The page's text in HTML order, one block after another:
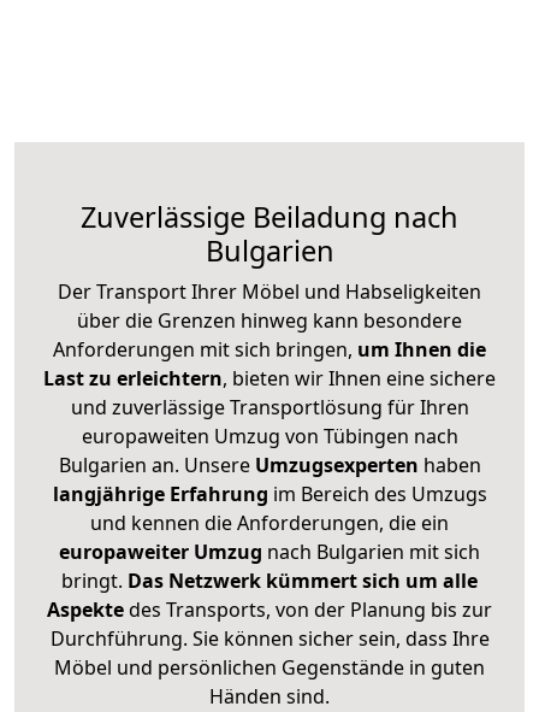
Zuverlässige Beiladung nach
Bulgarien
Der Transport Ihrer Möbel und Habseligkeiten
über die Grenzen hinweg kann besondere
Anforderungen mit sich bringen, um Ihnen die
Last zu erleichtern, bieten wir Ihnen eine sichere
und zuverlässige Transportlösung für Ihren
europaweiten Umzug von Tübingen nach
Bulgarien an. Unsere Umzugsexperten haben
langjährige Erfahrung im Bereich des Umzugs
und kennen die Anforderungen, die ein
europaweiter Umzug nach Bulgarien mit sich
bringt. Das Netzwerk kümmert sich um alle
Aspektedes Transports, von der Planung bis zur
Durchführung. Sie können sicher sein, dass Ihre
Möbel und persönlichen Gegenstände in guten
Händen sind.